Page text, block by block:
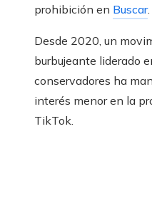
prohibición en Buscar.
Desde 2020, un
burbujeante liderado
conservadores ha
interés menor en la
TikTok.